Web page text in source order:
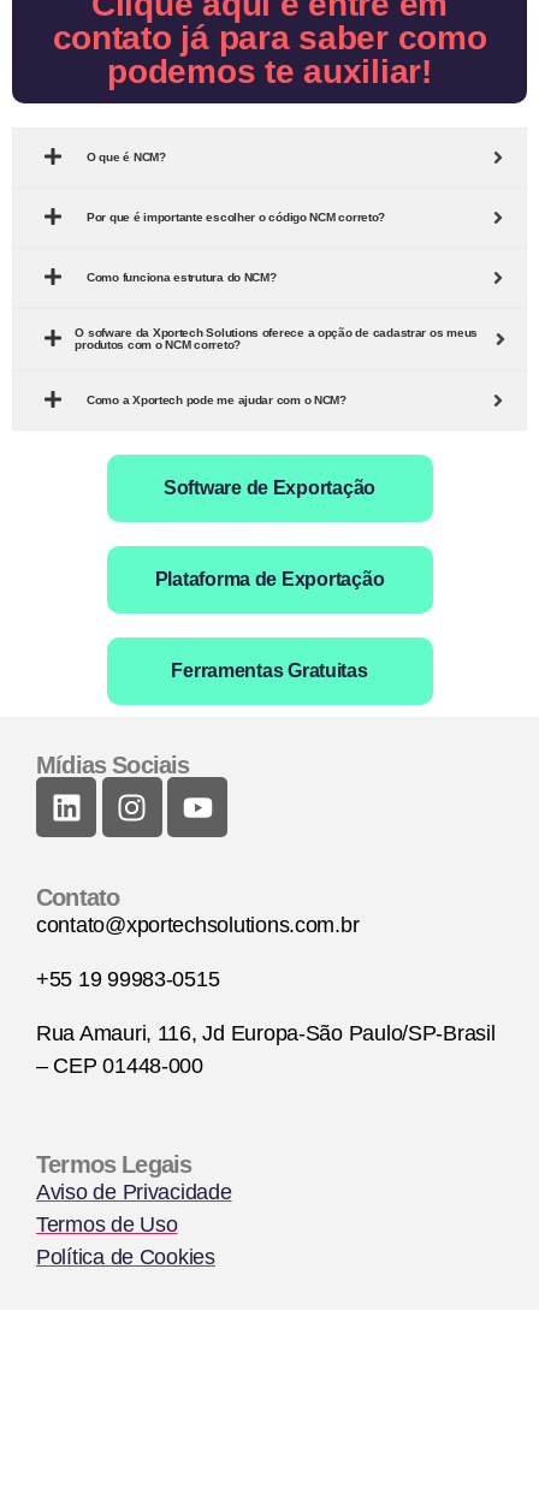
contato já para saber como
podemos te auxiliar!
O que é NCM?
Por que é importante escolher o código NCM correto?
Como funciona estrutura do NCM?
O sofware da Xportech Solutions oferece a opção de cadastrar os meus
produtos com o NCM correto?
Como a Xportech pode me ajudar com o NCM?
Software de Exportação
Plataforma de Exportação
Ferramentas Gratuitas
Mídias Sociais
Contato
contato@xportechsolutions.com.br
+55 19 99983-0515
Rua Amauri, 116, Jd Europa-São Paulo/SP-Brasil
– CEP 01448-000
Termos Legais
Aviso de Privacidade
Termos de Uso
Política de Cookies